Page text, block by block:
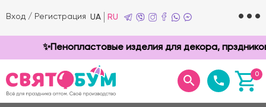
Вход / Регистрация UA RU
✨Пенопластовые изделия для декора, прздников
0